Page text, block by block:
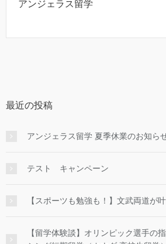
アンジェラス留学
最近の投稿
アンジェラス留学 夏季休業のお知ら
テスト キャンペーン
【スポーツも勉強も！】文武両道が
【留学体験談】オリンピック選手の